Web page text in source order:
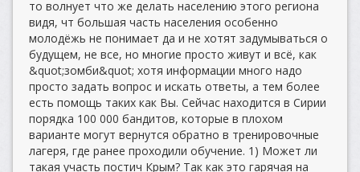
то волнует что же делать населению этого региона
видя, чт большая часть населения особенно
молодёжь не понимает да и не хотят задумываться о
будущем, не все, но многие просто живут и всё, как
&quot;зомби&quot; хотя информации много надо
просто задать вопрос и искать ответы, а тем более
есть помощь таких как Вы. Сейчас находится в Сирии
порядка 100 000 бандитов, которые в плохом
варианте могут вернутся обратно в тренировочные
лагеря, где ранее проходили обучение. 1) Может ли
такая участь постич Крым? Так как это гарячая на